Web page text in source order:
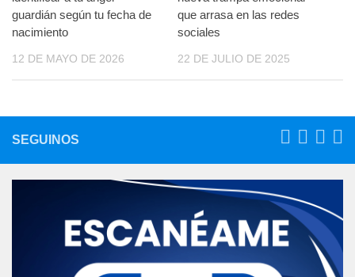
guardián según tu fecha de
nacimiento
12 DE MAYO DE 2026
que arrasa en las redes
sociales
22 DE JULIO DE 2025
SEGUINOS